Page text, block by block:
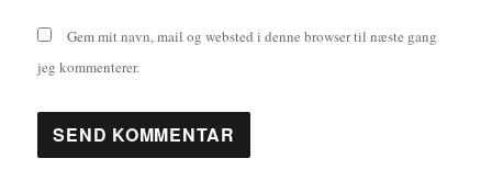
Gem mit navn, mail og websted i denne browser til næste gang
jeg kommenterer.